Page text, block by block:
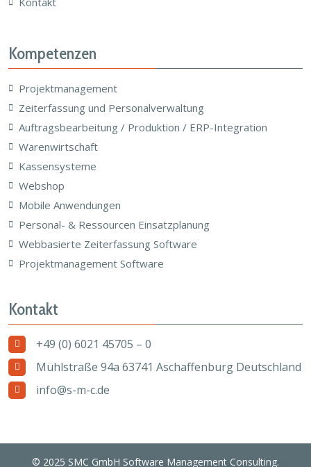
Kompetenzen
Projektmanagement
Zeiterfassung und Personalverwaltung
Auftragsbearbeitung / Produktion / ERP-Integration
Warenwirtschaft
Kassensysteme
Webshop
Mobile Anwendungen
Personal- & Ressourcen Einsatzplanung
Webbasierte Zeiterfassung Software
Projektmanagement Software
Kontakt
+49 (0) 6021 45705 – 0
Mühlstraße 94a 63741 Aschaffenburg Deutschland
info@s-m-c.de
© 2025 SMC GmbH Software Management Consulting.